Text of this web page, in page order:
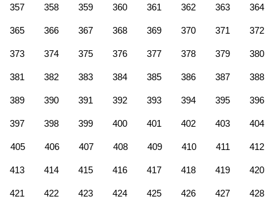
357 358 359 360 361 362 363 364
365 366 367 368 369 370 371 372
373 374 375 376 377 378 379 380
381 382 383 384 385 386 387 388
389 390 391 392 393 394 395 396
397 398 399 400 401 402 403 404
405 406 407 408 409 410 411 412
413 414 415 416 417 418 419 420
421 422 423 424 425 426 427 428